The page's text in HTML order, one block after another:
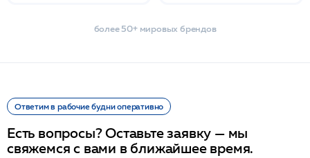
более 50+ мировых брендов
Ответим в рабочие будни оперативно
Есть вопросы? Оставьте заявку — мы
свяжемся с вами в ближайшее время.